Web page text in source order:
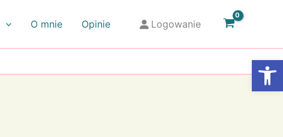
O mnie Opinie Logowanie